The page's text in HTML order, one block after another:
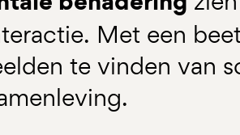
Met een
te vinden van